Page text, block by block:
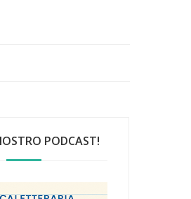
PODCAST!